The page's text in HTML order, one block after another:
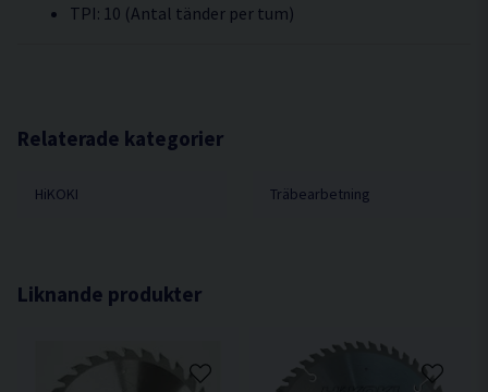
TPI: 10 (Antal tänder per tum)
Relaterade kategorier
HiKOKI Träbearbetning
Liknande produkter